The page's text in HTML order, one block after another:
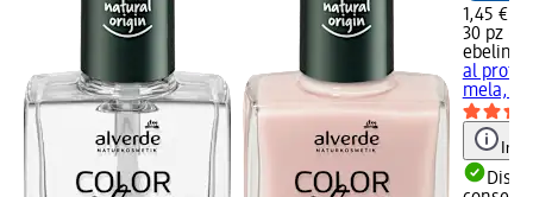
1,45 €
30 pz
ebelin
al
mela,